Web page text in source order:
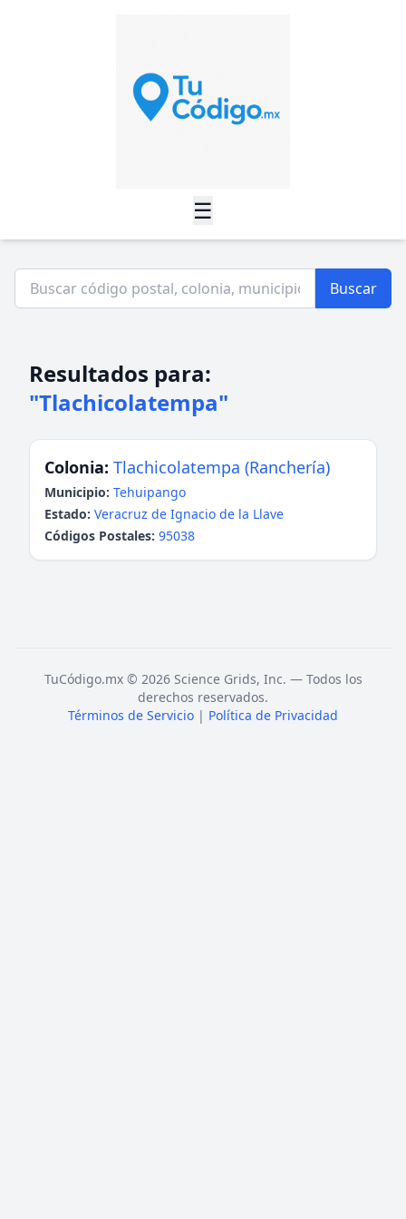
☰
Buscar
Resultados para:
"Tlachicolatempa"
Colonia: Tlachicolatempa (Ranchería)
Municipio: Tehuipango
Estado: Veracruz de Ignacio de la Llave
Códigos Postales: 95038
TuCódigo.mx © 2026 Science Grids, Inc. — Todos los
derechos reservados.
Términos de Servicio | Política de Privacidad